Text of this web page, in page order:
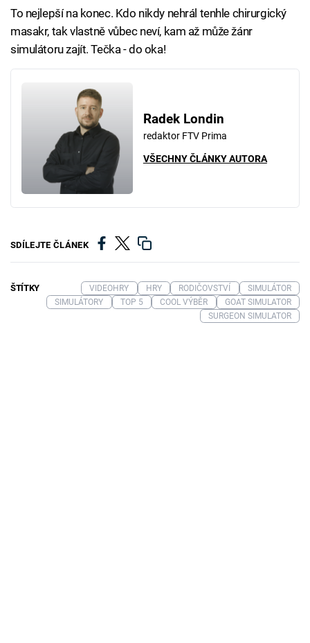
To nejlepší na konec. Kdo nikdy nehrál tenhle chirurgický
masakr, tak vlastně vůbec neví, kam až může žánr
simulátoru zajít. Tečka - do oka!
Radek Londin
redaktor FTV Prima
VŠECHNY ČLÁNKY AUTORA
SDÍLEJTE ČLÁNEK
ŠTÍTKY VIDEOHRY HRY RODIČOVSTVÍ
SIMULÁTOR
SIMULÁTORY
TOP 5 COOL VÝBĚR
GOAT SIMULATOR
SURGEON SIMULATOR